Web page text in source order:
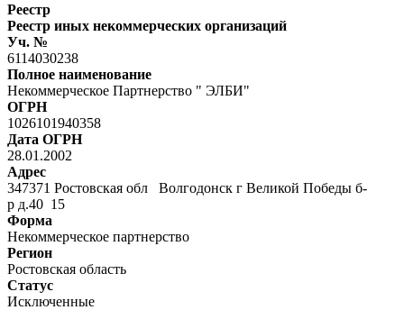
Реестр
Реестр иных некоммерческих организаций
Уч. №
6114030238
Полное наименование
Некоммерческое Партнерство " ЭЛБИ"
ОГРН
1026101940358
Дата ОГРН
28.01.2002
Адрес
347371 Ростовская обл Волгодонск г Великой Победы б-
р д.40 15
Форма
Некоммерческое партнерство
Регион
Ростовская область
Статус
Исключенные